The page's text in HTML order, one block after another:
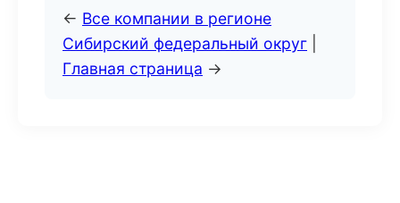
← Все компании в регионе
Сибирский федеральный округ
Главная страница →